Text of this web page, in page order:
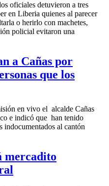
oficiales detuvieron a tres
en Liberia quienes al parecer
o herirlo con machetes,
policial evitaron una
a Cañas por
que los
en vivo el alcalde Cañas
e indicó que han tenido
indocumentados al cantón
mercadito